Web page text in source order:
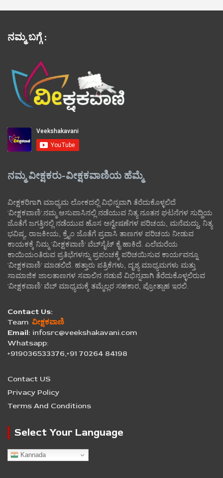
ನಮ್ಮ ಬಗ್ಗೆ :
ನಮ್ಮ ವೀಕ್ಷಕರು-ವೀಕ್ಷಕವಾಣಿಯ ಹೆಮ್ಮೆ
ವೀಕ್ಷಕರಿಗಾಗಿ ಮಾಧ್ಯಮ ಲೋಕದಲ್ಲಿ ವಿಭಿನ್ನವಾಗಿ ತೆರೆದುಕೊಳ್ಳಲಿದೆ
'ವೀಕ್ಷಕವಾಣಿ'.ನಮ್ಮ ಆಸುಪಾಸಿನಲ್ಲಿ ನಡೆಯುವ ನಿತ್ಯ ನೂತನ ಘಟನೆಗಳ ಸುದ್ದಿಯ
ಜೊತೆಗೆ ಜಗತ್ತಿನಲ್ಲಿ ನಡೆಯುವ ಹೊಸ ಅನ್ವೇಷಣೆಗಳ ಪರಿಚಯ, ಮನೆಮದ್ದು, ನಿತ್ಯ
ಭವಿಷ್ಯ, ರಾಜಕೀಯ, ಕ್ರೈಂ ಜೊತೆಗೆ ಪ್ರವಾಸಿ ತಾಣಗಳ ಪರಿಚಯ ನೀಡುವ
ಕಾಯಕಕ್ಕೆ ನಿಮ್ಮ 'ವೀಕ್ಷಕವಾಣಿ' ವೆಬ್‌ಸೈಟ್‌ ಕೈ ಹಾಕಿದೆ. ಎಲೆಮರೆಯ
ಕಾಯಿಯಂತಿರುವ ಪ್ರತಿಭೆಗಳನ್ನು ಪ್ರಪಂಚಕ್ಕೆ ಪರಿಚಯಿಸುವ ಕಾರ್ಯವನ್ನೂ
'ವೀಕ್ಷಕವಾಣಿ' ಮಾಡಲಿದೆ. ಹತ್ತಾರು ಪತ್ರಿಕೆಗಳು, ದೃಶ್ಯ ಮಾಧ್ಯಮಗಳು ಮತ್ತು
ಸಾಮಾಜಿಕ ಜಾಲತಾಣಗಳ ಸವಾಲಿನ ನಡುವೆ ವಿಭಿನ್ನವಾಗಿ ತೆರೆದುಕೊಳ್ಳಲಿರುವ
'ವೀಕ್ಷಕವಾಣಿ' ವೆಬ್ ಮಾಧ್ಯಮಕ್ಕೆ ತಮ್ಮೆಲ್ಲರ ಸಹಕಾರ, ಪ್ರೋತ್ಸಾಹ ಇರಲಿ.
Contact Us:
Team ವೀಕ್ಷಕವಾಣಿ
Email: infosrc@veekshakavani.com
Whatsapp:
+919036533376,+91 70264 84198
Contact US
Privacy Policy
Terms And Conditions
Select Your Language
Kannada